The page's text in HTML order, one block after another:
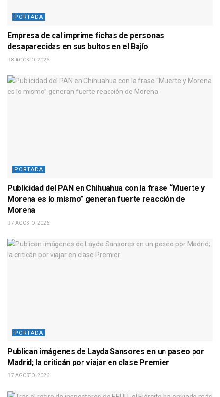
PORTADA
Empresa de cal imprime fichas de personas
desaparecidas en sus bultos en el Bajío
8 AGOSTO, 2026
PORTADA
Publicidad del PAN en Chihuahua con la frase “Muerte y
Morena es lo mismo” generan fuerte reacción de
Morena
7 AGOSTO, 2026
PORTADA
Publican imágenes de Layda Sansores en un paseo por
Madrid; la criticán por viajar en clase Premier
7 AGOSTO, 2026